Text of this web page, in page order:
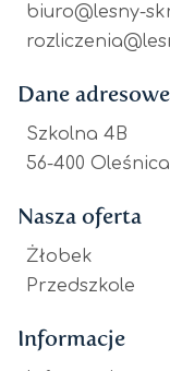
biuro@lesny-
Dane adresowe
Szkolna 4B
56-400 Oleśnica
Nasza oferta
Żłobek
Przedszkole
Informacje